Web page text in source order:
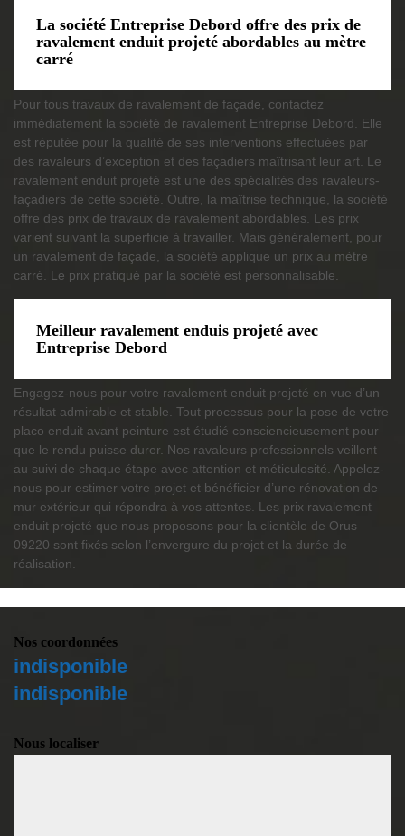
La société Entreprise Debord offre des prix de
ravalement enduit projeté abordables au mètre
carré
Pour tous travaux de ravalement de façade, contactez
immédiatement la société de ravalement Entreprise Debord. Elle
est réputée pour la qualité de ses interventions effectuées par
des ravaleurs d’exception et des façadiers maîtrisant leur art. Le
ravalement enduit projeté est une des spécialités des ravaleurs-
façadiers de cette société. Outre, la maîtrise technique, la société
offre des prix de travaux de ravalement abordables. Les prix
varient suivant la superficie à travailler. Mais généralement, pour
un ravalement de façade, la société applique un prix au mètre
carré. Le prix pratiqué par la société est personnalisable.
Meilleur ravalement enduis projeté avec
Entreprise Debord
Engagez-nous pour votre ravalement enduit projeté en vue d’un
résultat admirable et stable. Tout processus pour la pose de votre
placo enduit avant peinture est étudié consciencieusement pour
que le rendu puisse durer. Nos ravaleurs professionnels veillent
au suivi de chaque étape avec attention et méticulosité. Appelez-
nous pour estimer votre projet et bénéficier d’une rénovation de
mur extérieur qui répondra à vos attentes. Les prix ravalement
enduit projeté que nous proposons pour la clientèle de Orus
09220 sont fixés selon l’envergure du projet et la durée de
réalisation.
Nos coordonnées
indisponible
indisponible
Nous localiser